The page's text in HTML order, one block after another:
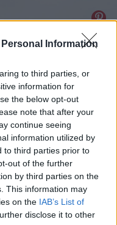
Information
to third parties, or
information for
the below opt-out
note that after your
continue seeing
information utilized by
to third parties prior to
out of the further
by third parties on the
This information may
on the IAB’s List of
disclose it to other